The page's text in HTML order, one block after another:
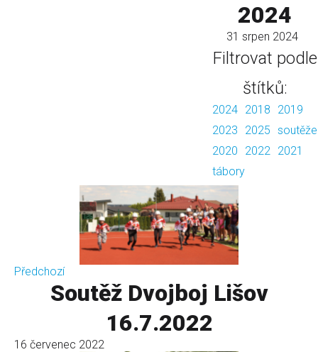
2024
31 srpen 2024
Filtrovat podle
štítků:
2024 2018
2019
2023
2025 soutěže
2020
2022
2021
tábory
Předchozí
Soutěž Dvojboj Lišov
16.7.2022
16 červenec 2022